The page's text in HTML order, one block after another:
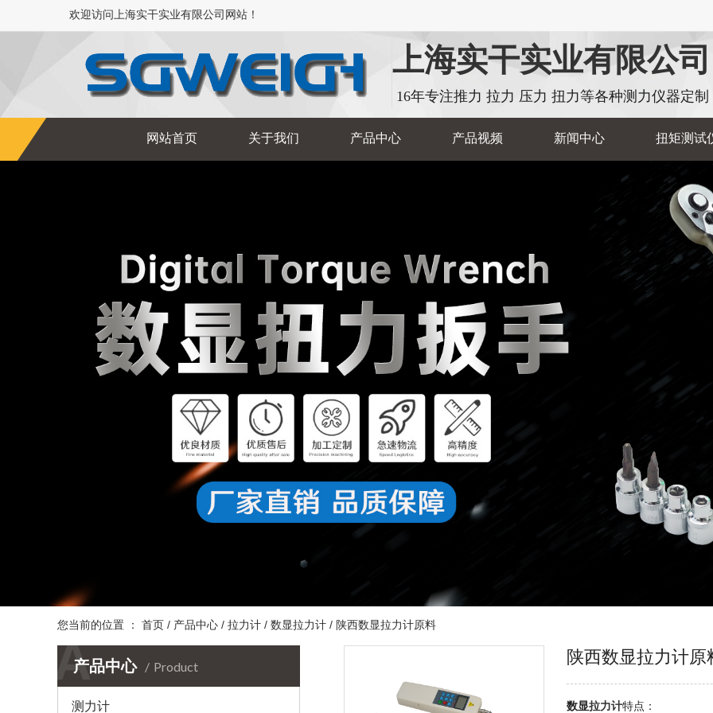
欢迎访问上海实干实业有限公司网站！
上海实干实业有限公司
16年专注推力 拉力 压力 扭力等各种测力仪器定制
网站首页 关于我们 产品中心 产品视频 新闻中心 扭矩测试
您当前的位置 ： 首页 / 产品中心 / 拉力计 / 数显拉力计 / 陕西数显拉力计原料
产品中心 Product
A
测力计
陕西数显拉力计原
数显拉力计特点：